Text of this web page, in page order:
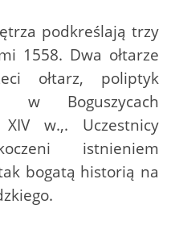
podkreślają trzy
1558. Dwa ołtarze
ołtarz, poliptyk
w Boguszycach
w.,. Uczestnicy
istnieniem
bogatą historią na